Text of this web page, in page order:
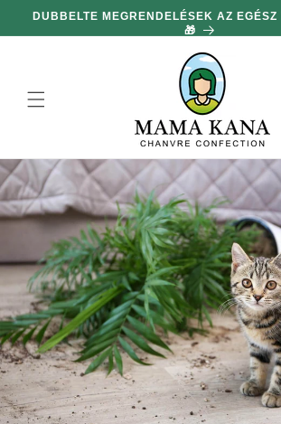
hagyni és
DUBBELTE MEGRENDELÉSEK AZ EGÉSZ
🎁